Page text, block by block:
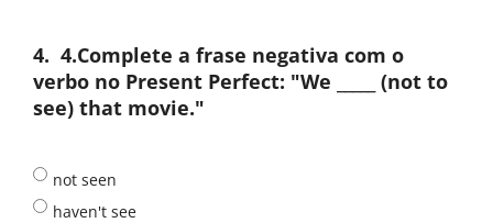
4. 4.Complete a frase negativa com o
verbo no Present Perfect: "We _____ (not to
see) that movie."
not seen
haven't see